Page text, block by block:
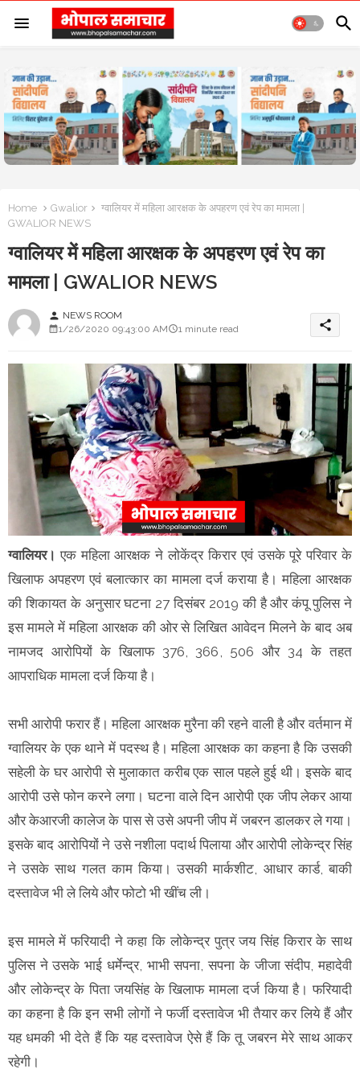
Home Gwalior
ग्वालियर में महिला आरक्षक के अपहरण एवं रेप का मामला |
GWALIOR NEWS
ग्वालियर में महिला आरक्षक के अपहरण एवं रेप का
मामला | GWALIOR NEWS
person NEWS ROOM
1/26/2020 09:43:00 AM
1 minute read share
ग्वालियर। एक महिला आरक्षक ने लोकेंद्र किरार एवं उसके पूरे परिवार के
खिलाफ अपहरण एवं बलात्कार का मामला दर्ज कराया है। महिला आरक्षक
की शिकायत के अनुसार घटना 27 दिसंबर 2019 की है और कंपू पुलिस ने
इस मामले में महिला आरक्षक की ओर से लिखित आवेदन मिलने के बाद अब
नामजद आरोपियों के खिलाफ 376, 366, 506 और 34 के तहत
आपराधिक मामला दर्ज किया है।
सभी आरोपी फरार हैं। महिला आरक्षक मुरैना की रहने वाली है और वर्तमान में
ग्वालियर के एक थाने में पदस्थ है। महिला आरक्षक का कहना है कि उसकी
सहेली के घर आरोपी से मुलाकात करीब एक साल पहले हुई थी। इसके बाद
आरोपी उसे फोन करने लगा। घटना वाले दिन आरोपी एक जीप लेकर आया
और केआरजी कालेज के पास से उसे अपनी जीप में जबरन डालकर ले गया।
इसके बाद आरोपियों ने उसे नशीला पदार्थ पिलाया और आरोपी लोकेन्द्र सिंह
ने उसके साथ गलत काम किया। उसकी मार्कशीट, आधार कार्ड, बाकी
दस्तावेज भी ले लिये और फोटो भी खींच ली।
इस मामले में फरियादी ने कहा कि लोकेन्द्र पुत्र जय सिंह किरार के साथ
पुलिस ने उसके भाई धर्मेन्द्र, भाभी सपना, सपना के जीजा संदीप, महादेवी
और लोकेन्द्र के पिता जयसिंह के खिलाफ मामला दर्ज किया है। फरियादी
का कहना है कि इन सभी लोगों ने फर्जी दस्तावेज भी तैयार कर लिये हैं और
यह धमकी भी देते हैं कि यह दस्तावेज ऐसे हैं कि तू जबरन मेरे साथ आकर
रहेगी।